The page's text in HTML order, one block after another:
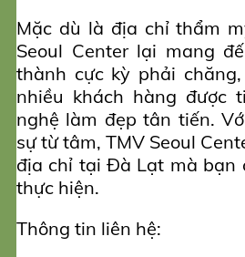
Mặc dù là địa chỉ thẩm
Seoul Center lại mang
thành cực kỳ phải
nhiều khách hàng được
nghệ làm đẹp tân tiến.
sự từ tâm, TMV Seoul
địa chỉ tại Đà Lạt mà bạn
thực hiện.
Thông tin liên hệ: